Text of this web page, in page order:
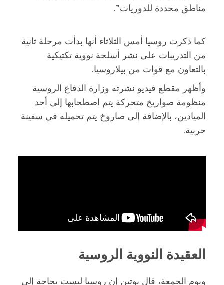
مناطق محددة للدوريات”.
كما ذكرت روسيا أمس الثلاثاء أنها بدأت مرحلة ثانية
من التدريبات على نشر أسلحة نووية تكتيكية
بالتعاون مع قوات من بيلاروسيا.
وأظهر مقطع فيديو نشرته وزارة الدفاع الروسية
منظومة صواريخ متحركة يتم اصطحابها إلى أحد
الميادين، بالإضافة إلى صاروخ يتم تحميله في سفينة
حربية.
العقيدة النووية الروسية
ويوم الجمعة، قال بوتين إن روسيا ليست بحاجة إلى